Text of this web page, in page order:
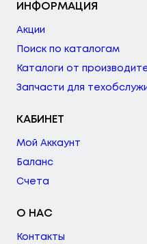
ИНФОРМАЦИЯ
Акции
Поиск по каталогам
Каталоги от
Запчасти для
КАБИНЕТ
Мой Аккаунт
Баланс
Счета
О НАС
Контакты